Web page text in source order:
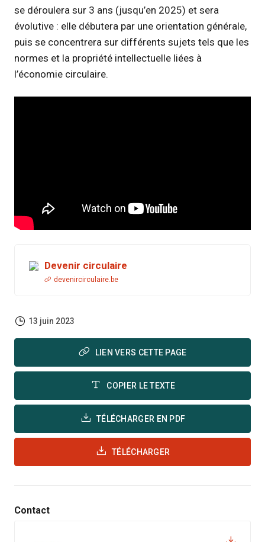
se déroulera sur 3 ans (jusqu’en 2025) et sera
évolutive : elle débutera par une orientation générale,
puis se concentrera sur différents sujets tels que les
normes et la propriété intellectuelle liées à
l’économie circulaire.
Devenir circulaire
devenircirculaire.be
13 juin 2023
LIEN VERS CETTE PAGE
COPIER LE TEXTE
TÉLÉCHARGER EN PDF
TÉLÉCHARGER
Contact